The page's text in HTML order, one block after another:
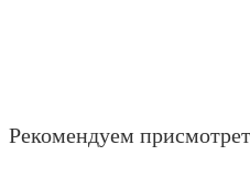
Рекомендуем